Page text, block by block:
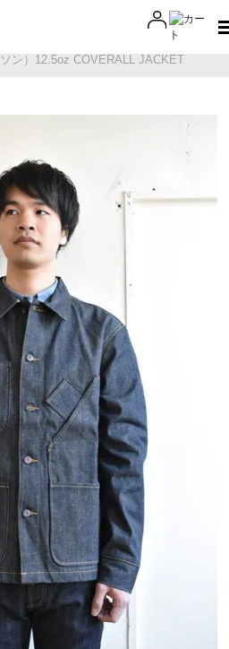
ン）12.5oz COVERALL JACKET